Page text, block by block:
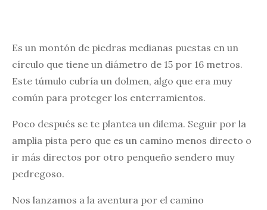
Es un montón de piedras medianas puestas en un
círculo que tiene un diámetro de 15 por 16 metros.
Este túmulo cubría un dolmen, algo que era muy
común para proteger los enterramientos.
Poco después se te plantea un dilema. Seguir por la
amplia pista pero que es un camino menos directo o
ir más directos por otro penqueño sendero muy
pedregoso.
Nos lanzamos a la aventura por el camino